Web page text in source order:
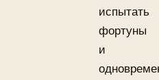
испытать
фортуны
и